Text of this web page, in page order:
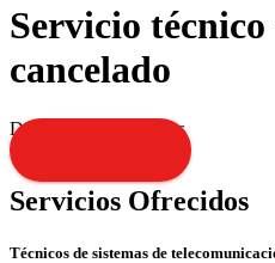
Servicio
cancelado
Disculpen las molestias
Servicios Ofrecidos
Técnicos de sistemas de